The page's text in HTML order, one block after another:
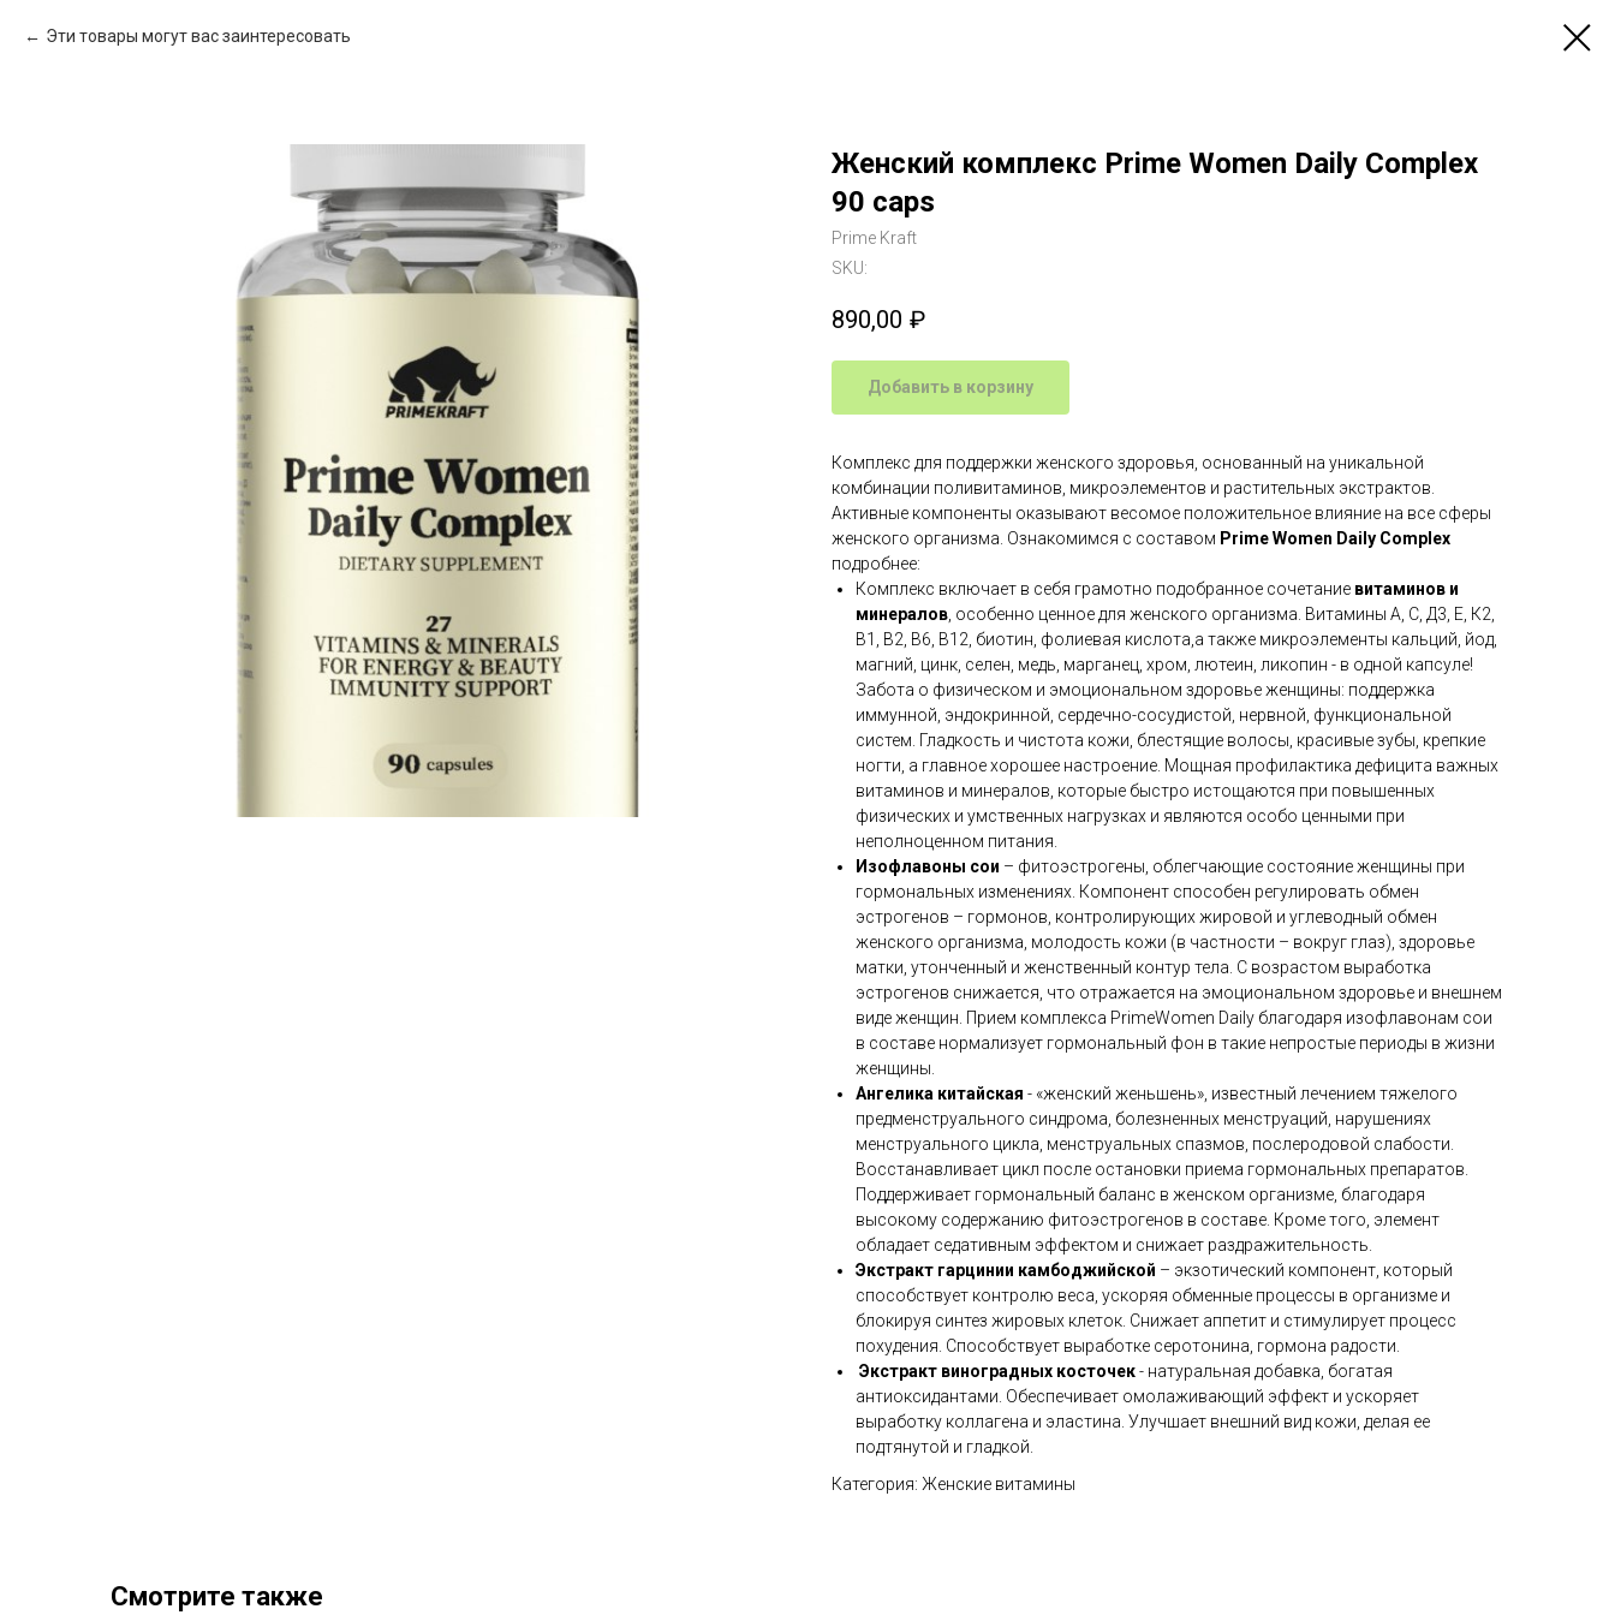
Эти товары могут вас заинтересовать
Женский комплекс Prime Women Daily Complex
90 caps
Prime Kraft
SKU:
890,00 ₽
Добавить в корзину
Комплекс для поддержки женского здоровья, основанный на уникальной
комбинации поливитаминов, микроэлементов и растительных экстрактов.
Активные компоненты оказывают весомое положительное влияние на все сферы
женского организма. Ознакомимся с составом Prime Women Daily Complex
подробнее:
Комплекс включает в себя грамотно подобранное сочетание витаминов и
минералов, особенно ценное для женского организма. Витамины A, С, Д3, Е, К2,
В1, В2, В6, В12, биотин, фолиевая кислота,а также микроэлементы кальций, йод,
магний, цинк, селен, медь, марганец, хром, лютеин, ликопин - в одной капсуле!
Забота о физическом и эмоциональном здоровье женщины: поддержка
иммунной, эндокринной, сердечно-сосудистой, нервной, функциональной
систем. Гладкость и чистота кожи, блестящие волосы, красивые зубы, крепкие
ногти, а главное хорошее настроение. Мощная профилактика дефицита важных
витаминов и минералов, которые быстро истощаются при повышенных
физических и умственных нагрузках и являются особо ценными при
неполноценном питания.
Изофлавоны сои – фитоэстрогены, облегчающие состояние женщины при
гормональных изменениях. Компонент способен регулировать обмен
эстрогенов – гормонов, контролирующих жировой и углеводный обмен
женского организма, молодость кожи (в частности – вокруг глаз), здоровье
матки, утонченный и женственный контур тела. С возрастом выработка
эстрогенов снижается, что отражается на эмоциональном здоровье и внешнем
виде женщин. Прием комплекса PrimeWomen Daily благодаря изофлавонам сои
в составе нормализует гормональный фон в такие непростые периоды в жизни
женщины.
Ангелика китайская - «женский женьшень», известный лечением тяжелого
предменструального синдрома, болезненных менструаций, нарушениях
менструального цикла, менструальных спазмов, послеродовой слабости.
Восстанавливает цикл после остановки приема гормональных препаратов.
Поддерживает гормональный баланс в женском организме, благодаря
высокому содержанию фитоэстрогенов в составе. Кроме того, элемент
обладает седативным эффектом и снижает раздражительность.
Экстракт гарцинии камбоджийской – экзотический компонент, который
способствует контролю веса, ускоряя обменные процессы в организме и
блокируя синтез жировых клеток. Снижает аппетит и стимулирует процесс
похудения. Способствует выработке серотонина, гормона радости.
Экстракт виноградных косточек- натуральная добавка, богатая
антиоксидантами. Обеспечивает омолаживающий эффект и ускоряет
выработку коллагена и эластина. Улучшает внешний вид кожи, делая ее
подтянутой и гладкой.
Категория: Женские витамины
Смотрите также